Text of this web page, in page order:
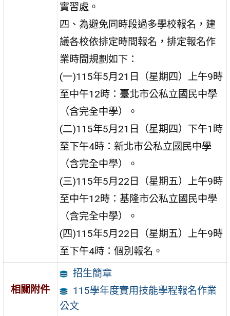
實習處。
四、為避免同時段過多學校報名，建
議各校依排定時間報名，排定報名作
業時間規劃如下：
(一)115年5月21日（星期四）上午9時
至中午12時：臺北市公私立國民中學
（含完全中學）。
(二)115年5月21日（星期四）下午1時
至下午4時：新北市公私立國民中學
（含完全中學）。
(三)115年5月22日（星期五）上午9時
至中午12時：基隆市公私立國民中學
（含完全中學）。
(四)115年5月22日（星期五）上午9時
至下午4時：個別報名。
相關附件
招生簡章
115學年度實用技能學程報名作業
公文